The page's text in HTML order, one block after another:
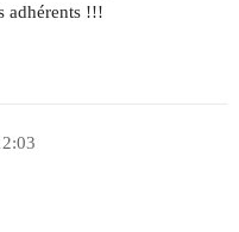
adhérents !!!